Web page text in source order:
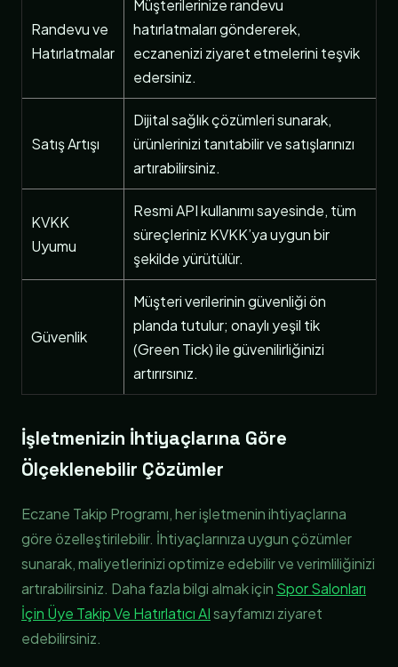
Randevu ve
Hatırlatmalar
Müşterilerinize randevu
hatırlatmaları göndererek,
eczanenizi ziyaret etmelerini teşvik
edersiniz.
Satış Artışı
Dijital sağlık çözümleri sunarak,
ürünlerinizi tanıtabilir ve satışlarınızı
artırabilirsiniz.
KVKK
Uyumu
Resmi API kullanımı sayesinde, tüm
süreçleriniz KVKK’ya uygun bir
şekilde yürütülür.
Güvenlik
Müşteri verilerinin güvenliği ön
planda tutulur; onaylı yeşil tik
(Green Tick) ile güvenilirliğinizi
artırırsınız.
İşletmenizin İhtiyaçlarına Göre
Ölçeklenebilir Çözümler
Eczane Takip Programı, her işletmenin ihtiyaçlarına
göre özelleştirilebilir. İhtiyaçlarınıza uygun çözümler
sunarak, maliyetlerinizi optimize edebilir ve verimliliğinizi
artırabilirsiniz. Daha fazla bilgi almak için Spor Salonları
İçin Üye Takip Ve Hatırlatıcı AIsayfamızı ziyaret
edebilirsiniz.